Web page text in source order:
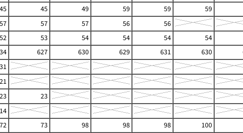
45 45 49 59 59
59
57 57 57 56
56
52 53 54 54 54
54
627 630 629 631 630
31
21
23
23
14
72 73 98 98 98 100